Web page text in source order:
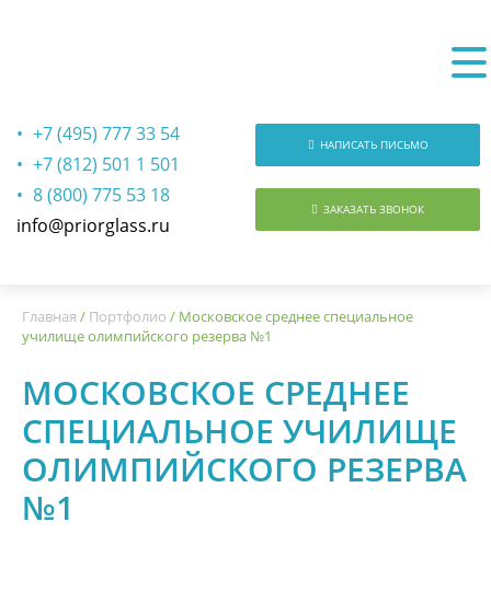
+7 (495) 777 33 54
+7 (812) 501 1 501
8 (800) 775 53 18
info@priorglass.ru
НАПИСАТЬ ПИСЬМО
ЗАКАЗАТЬ ЗВОНОК
Главная / Портфолио / Московское среднее специальное
училище олимпийского резерва №1
МОСКОВСКОЕ СРЕДНЕЕ
СПЕЦИАЛЬНОЕ УЧИЛИЩЕ
ОЛИМПИЙСКОГО РЕЗЕРВА
№1